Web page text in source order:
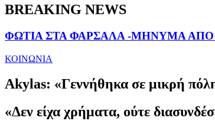
BREAKING NEWS
ΦΩΤΙΑ ΣΤΑ ΦΑΡΣΑΛΑ -ΜΗΝΥΜΑ ΑΠΟ
ΚΟΙΝΩΝΙΑ
Akylas: «Γεννήθηκα σε μικρή
«Δεν είχα χρήματα, ούτε